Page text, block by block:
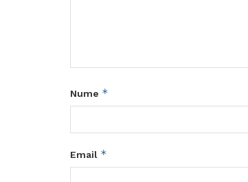
Nume *
Email *